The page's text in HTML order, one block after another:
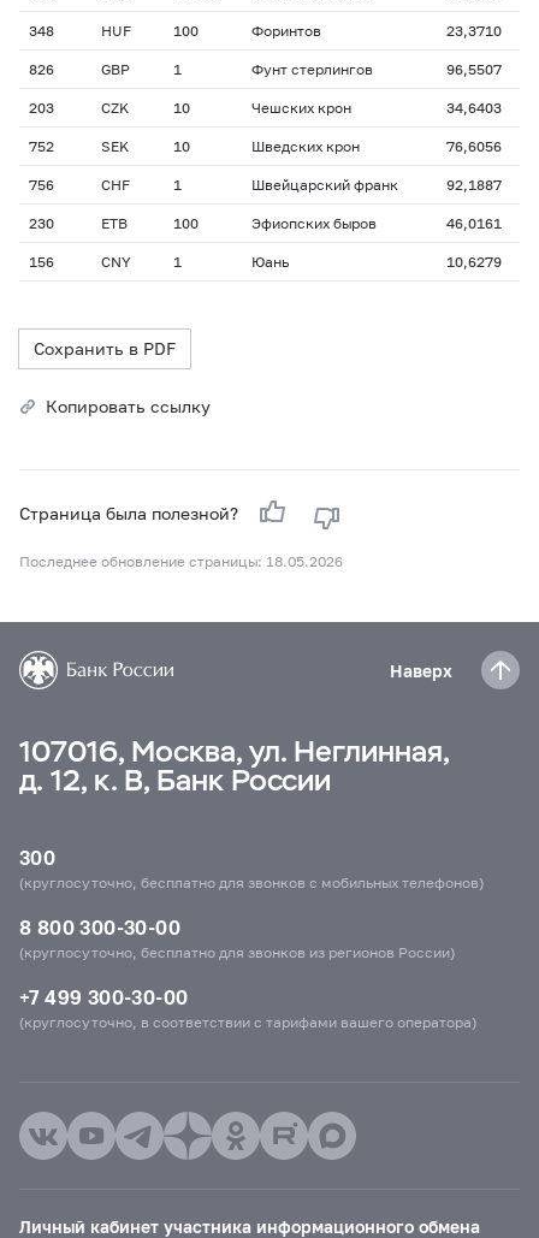
348 HUF 100 Форинтов 23,3710
826 GBP 1 Фунт стерлингов 96,5507
203 CZK 10 Чешских крон 34,6403
752 SEK 10 Шведских крон 76,6056
756 CHF 1 Швейцарский франк 92,1887
230 ETB 100 Эфиопских быров 46,0161
156 CNY 1 Юань 10,6279
Сохранить в PDF
Копировать ссылку
Страница была полезной?
Последнее обновление страницы: 18.05.2026
Наверх
107016, Москва, ул. Неглинная,
д. 12, к. В, Банк России
300
(круглосуточно, бесплатно для звонков с мобильных телефонов)
8 800 300-30-00
(круглосуточно, бесплатно для звонков из регионов России)
+7 499 300-30-00
(круглосуточно, в соответствии с тарифами вашего оператора)
Личный кабинет участника информационного обмена